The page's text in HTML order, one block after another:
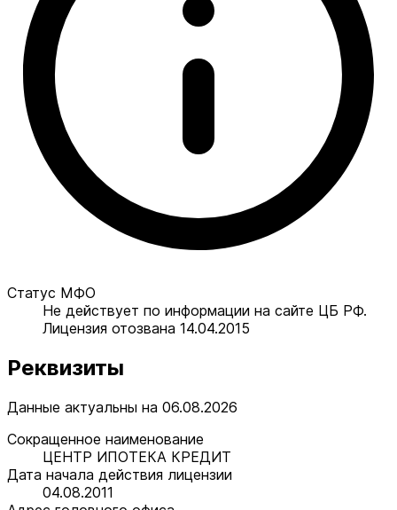
Статус МФО
Не действует по информации на сайте ЦБ РФ.
Лицензия отозвана 14.04.2015
Реквизиты
Данные актуальны на 06.08.2026
Сокращенное наименование
ЦЕНТР ИПОТЕКА КРЕДИТ
Дата начала действия лицензии
04.08.2011